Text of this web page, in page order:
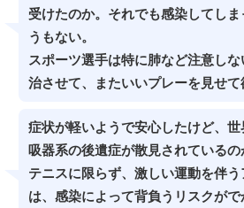
受けたのか。それでも感染してしま
うもない。
スポーツ選手は特に肺など注意し
治させて、またいいプレーを見せて
症状が軽いようで安心したけど、
吸器系の後遺症が散見されているの
テニスに限らず、激しい運動を伴
は、感染によって背負うリスクがで